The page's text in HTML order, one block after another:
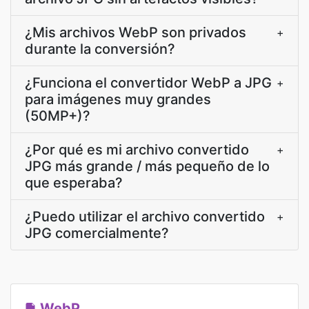
¿Mis archivos WebP son privados
durante la conversión?
+
¿Funciona el convertidor WebP a JPG
para imágenes muy grandes
(50MP+)?
+
¿Por qué es mi archivo convertido
JPG más grande / más pequeño de lo
que esperaba?
+
¿Puedo utilizar el archivo convertido
JPG comercialmente?
+